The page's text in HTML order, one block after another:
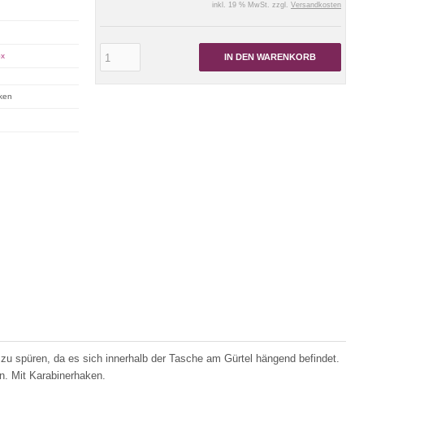
inkl. 19 % MwSt. zzgl. Versandkosten
IN DEN WARENKORB
spüren, da es sich innerhalb der Tasche am Gürtel hängend befindet.
Mit Karabinerhaken.